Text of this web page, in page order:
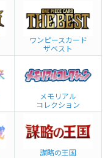
ワンピースカード
ザベスト
メモリアル
コレクション
謀略の王国